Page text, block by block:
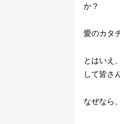
か？
愛のカタ
とはいえ
して皆さ
なぜなら